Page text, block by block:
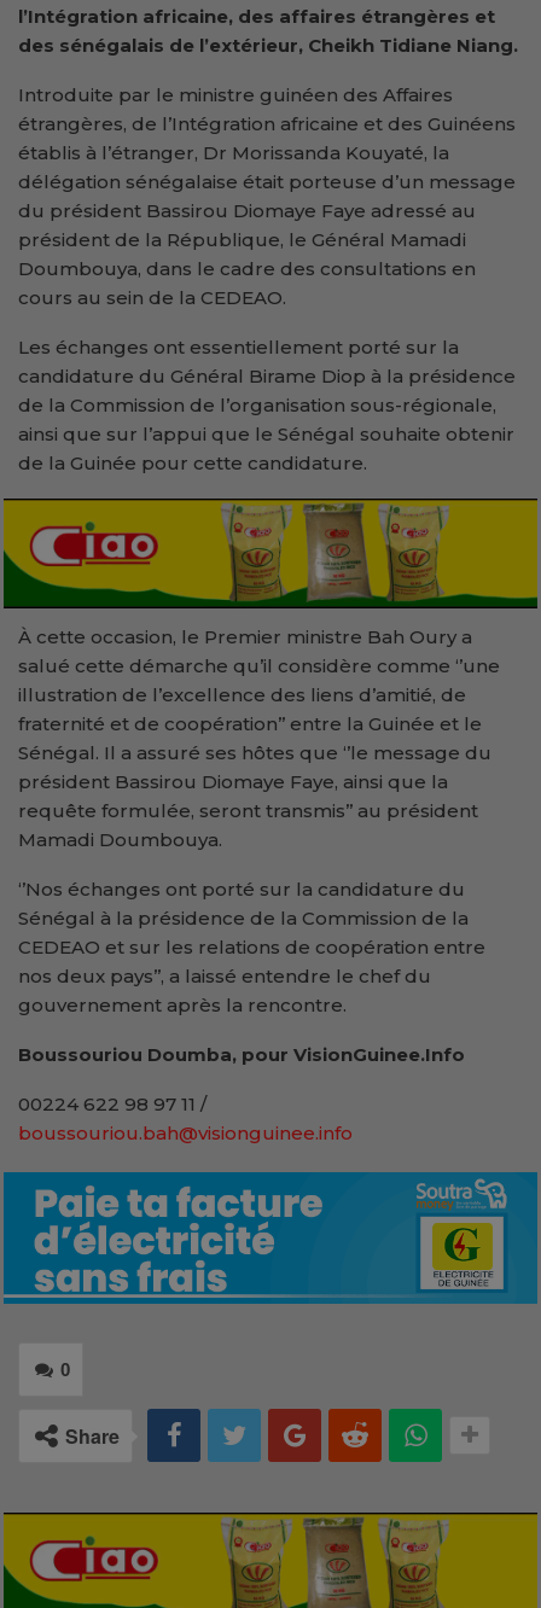
l’Intégration africaine, des affaires étrangères et
des sénégalais de l’extérieur, Cheikh Tidiane Niang.
Introduite par le ministre guinéen des Affaires
étrangères, de l’Intégration africaine et des Guinéens
établis à l’étranger, Dr Morissanda Kouyaté, la
délégation sénégalaise était porteuse d’un message
du président Bassirou Diomaye Faye adressé au
président de la République, le Général Mamadi
Doumbouya, dans le cadre des consultations en
cours au sein de la CEDEAO.
Les échanges ont essentiellement porté sur la
candidature du Général Birame Diop à la présidence
de la Commission de l’organisation sous-régionale,
ainsi que sur l’appui que le Sénégal souhaite obtenir
de la Guinée pour cette candidature.
À cette occasion, le Premier ministre Bah Oury a
salué cette démarche qu’il considère comme ‘’une
illustration de l’excellence des liens d’amitié, de
fraternité et de coopération’’ entre la Guinée et le
Sénégal. Il a assuré ses hôtes que ‘’le message du
président Bassirou Diomaye Faye, ainsi que la
requête formulée, seront transmis’’ au président
Mamadi Doumbouya.
‘’Nos échanges ont porté sur la candidature du
Sénégal à la présidence de la Commission de la
CEDEAO et sur les relations de coopération entre
nos deux pays’’, a laissé entendre le chef du
gouvernement après la rencontre.
Boussouriou Doumba, pour VisionGuinee.Info
00224 622 98 97 11 /
boussouriou.bah@visionguinee.info
0
Share